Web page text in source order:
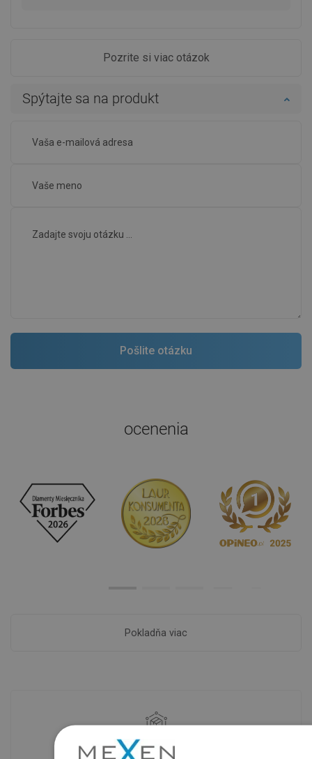
Pozrite si viac otázok
Spýtajte sa na produkt
ocenenia
Pokladňa viac
Dostupnosť tovaru